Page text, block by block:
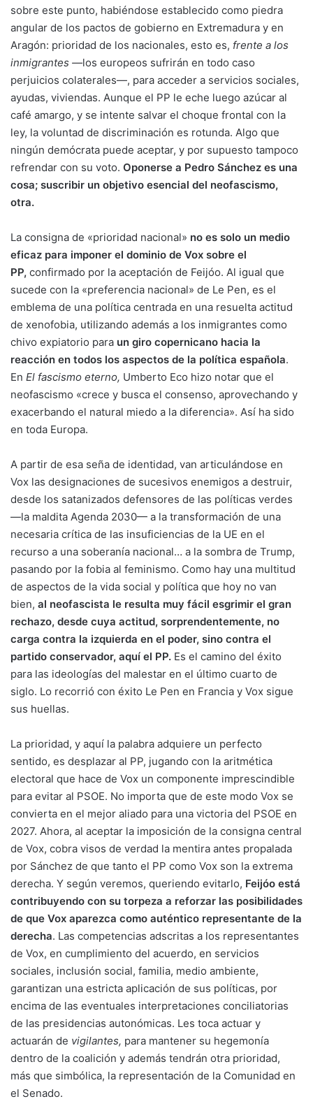
sobre este punto, habiéndose establecido como piedra
angular de los pactos de gobierno en Extremadura y en
Aragón: prioridad de los nacionales, esto es, frente a los
inmigrantes —los europeos sufrirán en todo caso
perjuicios colaterales—, para acceder a servicios sociales,
ayudas, viviendas. Aunque el PP le eche luego azúcar al
café amargo, y se intente salvar el choque frontal con la
ley, la voluntad de discriminación es rotunda. Algo que
ningún demócrata puede aceptar, y por supuesto tampoco
refrendar con su voto. Oponerse a Pedro Sánchez es una
cosa; suscribir un objetivo esencial del neofascismo,
otra.
La consigna de «prioridad nacional» no es solo un medio
eficaz para imponer el dominio de Vox sobre el
PP, confirmado por la aceptación de Feijóo. Al igual que
sucede con la «preferencia nacional» de Le Pen, es el
emblema de una política centrada en una resuelta actitud
de xenofobia, utilizando además a los inmigrantes como
chivo expiatorio para un giro copernicano hacia la
reacción en todos los aspectos de la política española.
En El fascismo eterno, Umberto Eco hizo notar que el
neofascismo «crece y busca el consenso, aprovechando y
exacerbando el natural miedo a la diferencia». Así ha sido
en toda Europa.
A partir de esa seña de identidad, van articulándose en
Vox las designaciones de sucesivos enemigos a destruir,
desde los satanizados defensores de las políticas verdes
—la maldita Agenda 2030— a la transformación de una
necesaria crítica de las insuficiencias de la UE en el
recurso a una soberanía nacional… a la sombra de Trump,
pasando por la fobia al feminismo. Como hay una multitud
de aspectos de la vida social y política que hoy no van
bien, al neofascista le resulta muy fácil esgrimir el gran
rechazo, desde cuya actitud, sorprendentemente, no
carga contra la izquierda en el poder, sino contra el
partido conservador, aquí el PP. Es el camino del éxito
para las ideologías del malestar en el último cuarto de
siglo. Lo recorrió con éxito Le Pen en Francia y Vox sigue
sus huellas.
La prioridad, y aquí la palabra adquiere un perfecto
sentido, es desplazar al PP, jugando con la aritmética
electoral que hace de Vox un componente imprescindible
para evitar al PSOE. No importa que de este modo Vox se
convierta en el mejor aliado para una victoria del PSOE en
2027. Ahora, al aceptar la imposición de la consigna central
de Vox, cobra visos de verdad la mentira antes propalada
por Sánchez de que tanto el PP como Vox son la extrema
derecha. Y según veremos, queriendo evitarlo, Feijóo está
contribuyendo con su torpeza a reforzar las posibilidades
de que Vox aparezca como auténtico representante de la
derecha. Las competencias adscritas a los representantes
de Vox, en cumplimiento del acuerdo, en servicios
sociales, inclusión social, familia, medio ambiente,
garantizan una estricta aplicación de sus políticas, por
encima de las eventuales interpretaciones conciliatorias
de las presidencias autonómicas. Les toca actuar y
actuarán de vigilantes, para mantener su hegemonía
dentro de la coalición y además tendrán otra prioridad,
más que simbólica, la representación de la Comunidad en
el Senado.